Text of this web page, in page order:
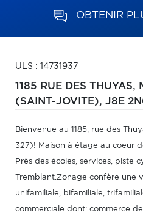
OBTENIR
ULS : 14731937
1185 RUE DES THUYAS,
(SAINT-JOVITE), J8E
Bienvenue au 1185, rue des
327)! Maison à étage au coeur
Près des écoles, services, piste
Tremblant.Zonage confère une
unifamiliale, bifamiliale,
commerciale dont: commerce